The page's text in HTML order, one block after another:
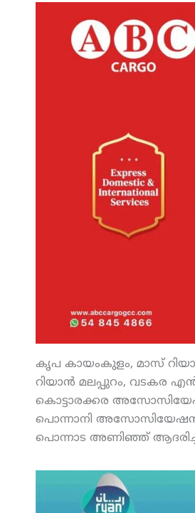
കൃപ കായംകുളം, മാസ്
റിയാന്‍ മലപ്പുറം,
കൊട്ടാരക്കര
പൊന്നാനി അസോസിയേഷന്‍,
പൊന്നാട അണിഞ്ഞ്